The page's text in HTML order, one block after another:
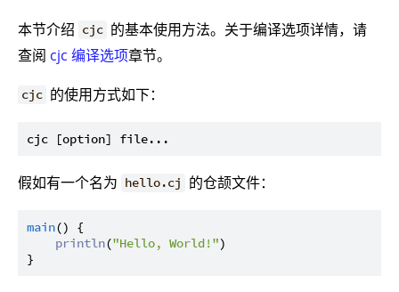
本节介绍 cjc 的基本使用方法。关于编译选项详情，请
查阅 cjc 编译选项章节。
cjc 的使用方式如下：
假如有一个名为 hello.cj 的仓颉文件：
main() {
println("Hello, World!")